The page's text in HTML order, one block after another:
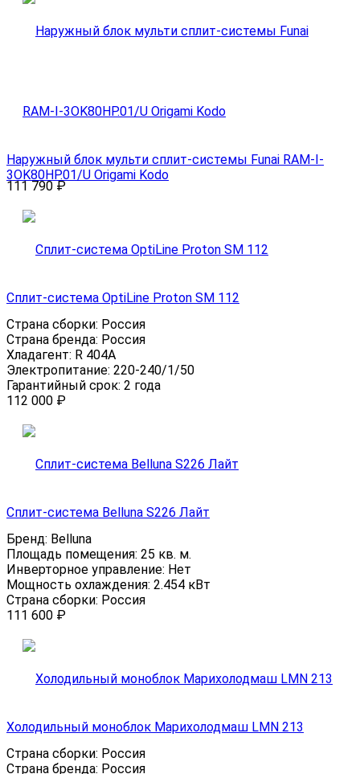
Наружный блок мульти сплит-системы Funai RAM-I-
3OK80HP.01/U Origami Kodo
111 790₽
Сплит-система OptiLine Proton SM 112
Страна сборки: Россия
Страна бренда: Россия
Хладагент: R 404A
Электропитание: 220-240/1/50
Гарантийный срок: 2 года
112 000 ₽
Сплит-система Belluna S226 Лайт
Бренд: Belluna
Площадь помещения: 25 кв. м.
Инверторное управление: Нет
Мощность охлаждения: 2.454 кВт
Страна сборки: Россия
111 600 ₽
Холодильный моноблок Марихолодмаш LMN 213
Страна сборки: Россия
Страна бренда: Россия